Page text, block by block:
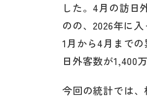
した。4月の訪日
のの、2026年に
1月から4月まで
日外客数が1,400
今回の統計では